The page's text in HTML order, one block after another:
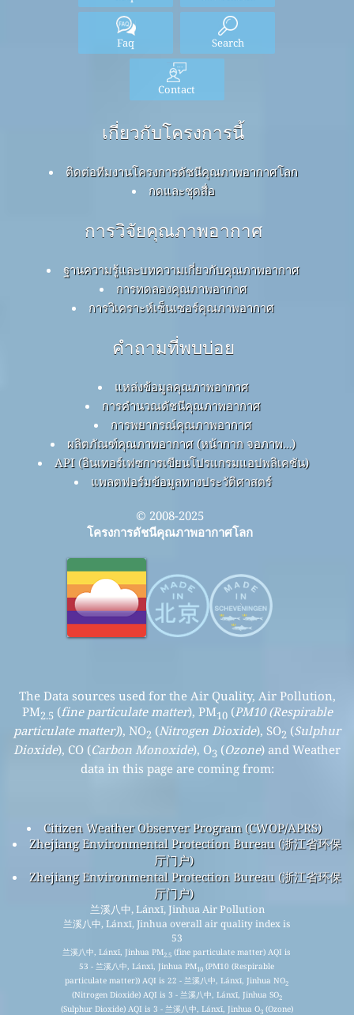
Faq Search
Contact
เกี่ยวกับโครงการนี้
ติดต่อทีมงานโครงการดัชนีคุณภาพอากาศโลก
กดและชุดสื่อ
การวิจัยคุณภาพอากาศ
ฐานความรู้และบทความเกี่ยวกับคุณภาพอากาศ
การทดลองคุณภาพอากาศ
การวิเคราะห์เซ็นเซอร์คุณภาพอากาศ
คำถามที่พบบ่อย
แหล่งข้อมูลคุณภาพอากาศ
การคำนวณดัชนีคุณภาพอากาศ
การพยากรณ์คุณภาพอากาศ
ผลิตภัณฑ์คุณภาพอากาศ (หน้ากาก จอภาพ…)
API (อินเทอร์เฟซการเขียนโปรแกรมแอปพลิเคชัน)
แพลตฟอร์มข้อมูลทางประวัติศาสตร์
© 2008-2025
โครงการดัชนีคุณภาพอากาศโลก
The Data sources used for the Air Quality, Air Pollution,
PM2.5 (fine particulate matter), PM10(PM10 (Respirable
particulate matter)), NO2 (Nitrogen Dioxide), SO2 (Sulphur
Dioxide), CO (Carbon Monoxide), O3 (Ozone) and Weather
data in this page are coming from:
Citizen Weather Observer Program (CWOP/APRS)
Zhejiang Environmental Protection Bureau (浙江省环保
厅门户)
Zhejiang Environmental Protection Bureau (浙江省环保
厅门户)
兰溪八中, Lánxī, Jinhua Air Pollution
兰溪八中, Lánxī, Jinhua overall air quality index is
53
兰溪八中, Lánxī, Jinhua PM2.5 (fine particulate matter) AQI is
53 - 兰溪八中, Lánxī, Jinhua PM10 (PM10 (Respirable
particulate matter)) AQI is 22 - 兰溪八中, Lánxī, Jinhua NO2
(Nitrogen Dioxide) AQI is 3 - 兰溪八中, Lánxī, Jinhua SO2
(Sulphur Dioxide) AQI is 3 - 兰溪八中, Lánxī, Jinhua O3(Ozone)